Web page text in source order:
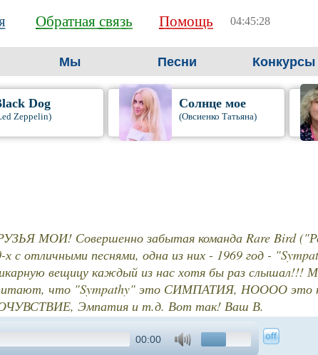
Обратная связь Помощь 04:45:29
Мы Песни Конкурсы
Dog
Zeppelin)
Солнце мое
(Овсиенко Татьяна)
МОИ! Совершенно забытая команда Rare Bird
х с отличными песнями, одна из них - 1969 год -
вещицу каждый из нас хотя бы раз слышал!!!
что "Sympathy" это СИМПАТИЯ, НОООО это
Эмпатия и т.д. Вот так! Ваш В.
00:00